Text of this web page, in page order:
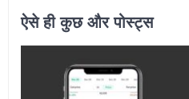
ऐसे ही कुछ और पोस्ट्स